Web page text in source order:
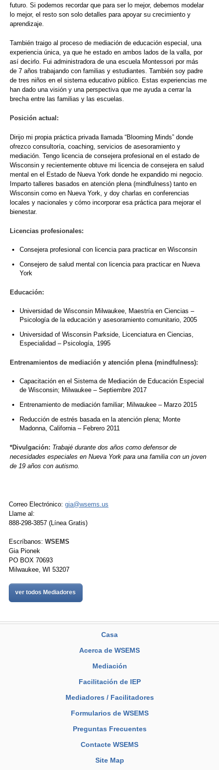
futuro. Si podemos recordar que para ser lo mejor, debemos modelar
lo mejor, el resto son solo detalles para apoyar su crecimiento y
aprendizaje.
También traigo al proceso de mediación de educación especial, una
experiencia única, ya que he estado en ambos lados de la valla, por
así decirlo. Fui administradora de una escuela Montessori por más
de 7 años trabajando con familias y estudiantes. También soy padre
de tres niños en el sistema educativo público. Estas experiencias me
han dado una visión y una perspectiva que me ayuda a cerrar la
brecha entre las familias y las escuelas.
Posición actual:
Dirijo mi propia práctica privada llamada “Blooming Minds” donde
ofrezco consultoría, coaching, servicios de asesoramiento y
mediación. Tengo licencia de consejera profesional en el estado de
Wisconsin y recientemente obtuve mi licencia de consejera en salud
mental en el Estado de Nueva York donde he expandido mi negocio.
Imparto talleres basados en atención plena (mindfulness) tanto en
Wisconsin como en Nueva York, y doy charlas en conferencias
locales y nacionales y cómo incorporar esa práctica para mejorar el
bienestar.
Licencias profesionales:
Consejera profesional con licencia para practicar en Wisconsin
Consejero de salud mental con licencia para practicar en Nueva
York
Educación:
Universidad de Wisconsin Milwaukee, Maestría en Ciencias –
Psicología de la educación y asesoramiento comunitario, 2005
Universidad of Wisconsin Parkside, Licenciatura en Ciencias,
Especialidad – Psicología, 1995
Entrenamientos de mediación y atención plena (mindfulness):
Capacitación en el Sistema de Mediación de Educación Especial
de Wisconsin; Milwaukee – Septiembre 2017
Entrenamiento de mediación familiar; Milwaukee – Marzo 2015
Reducción de estrés basada en la atención plena; Monte
Madonna, California – Febrero 2011
*Divulgación: Trabajé durante dos años como defensor de
necesidades especiales en Nueva York para una familia con un joven
de 19 años con autismo.
Correo Electrónico: gia@wsems.us
Llame al:
888-298-3857 (Línea Gratis)
Escríbanos: WSEMS
Gia Pionek
PO BOX 70693
Milwaukee, WI 53207
ver todos Mediadores
Casa
Acerca de WSEMS
Mediación
Facilitación de IEP
Mediadores / Facilitadores
Formularios de WSEMS
Preguntas Frecuentes
Contacte WSEMS
Site Map